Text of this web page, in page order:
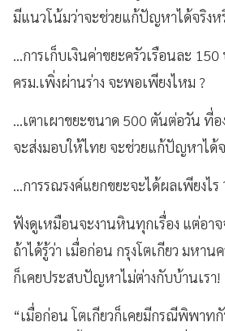
มีแนวโน้มว่าจะช่วยแก้ปัญหาได้จริงห
...การเก็บเงินค่าขยะครัวเรือนละ
ครม.เพิ่งผ่านร่าง จะพอเพียงไหม ?
...เตาเผาขยะขนาด 500 ตันต่อวัน
จะส่งมอบให้ไทย จะช่วยแก้ปัญหาได้จ
...การรณรงค์แยกขยะจะได้ผลเพียงไร
ฟังดูเหมือนจะงานหินทุกเรื่อง แต่อา
ถ้าได้รู้ว่า เมื่อก่อน กรุงโตเกียว มหา
ก็เคยประสบปัญหาไม่ต่างกับบ้านเรา!
“เมื่อก่อน โตเกียวก็เคยมีกรณีพิพาทกั